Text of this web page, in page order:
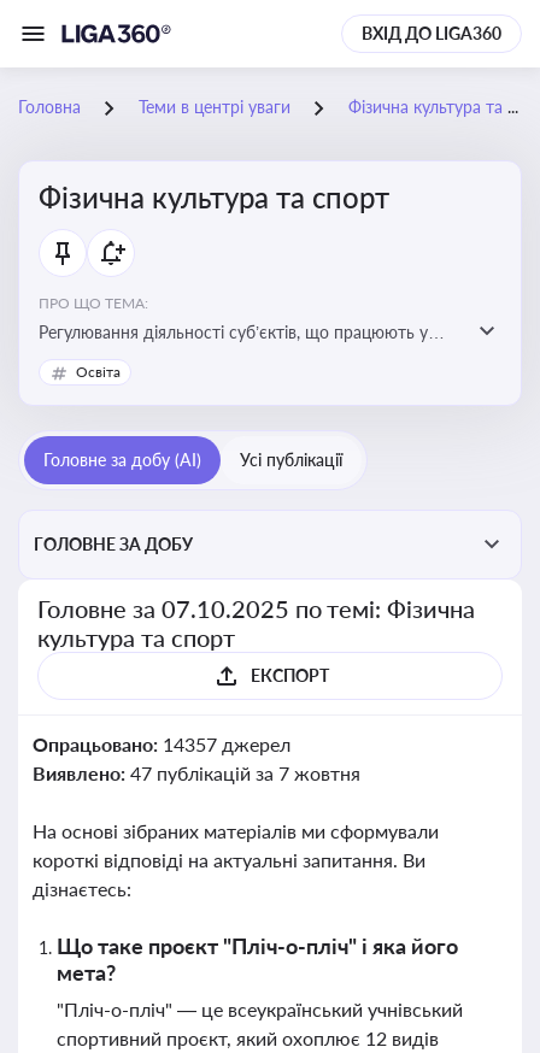
ВХІД ДО LIGA360
Головна Теми в центрі уваги Фізична культура та спорт
Фізична культура та спорт
ПРО ЩО ТЕМА:
Регулювання діяльності суб’єктів, що працюють у
сфері фізичної культури та спорту, включаючи
оздоровлення населення, професійний і аматорський
потенціалу, соціального захисту та ефективної
реалізації державної політики у цій галузі
Освіта
Головне за добу (AI) Усі публікації
ГОЛОВНЕ ЗА ДОБУ
Головне за 07.10.2025 по темі: Фізична
культура та спорт
ЕКСПОРТ
Опрацьовано: 14357 джерел
Виявлено: 47 публікацій за 7 жовтня
На основі зібраних матеріалів ми сформували
короткі відповіді на актуальні запитання. Ви
дізнаєтесь:
Що таке проєкт "Пліч-о-пліч" і яка його
мета?
"Пліч-о-пліч" — це всеукраїнський учнівський
спортивний проєкт, який охоплює 12 видів